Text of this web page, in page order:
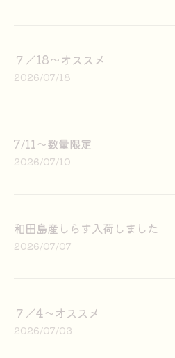
７／18〜オススメ
2026/07/18
7/11〜数量限定
2026/07/10
和田島産しらす入荷しました
2026/07/07
７／4〜オススメ
2026/07/03